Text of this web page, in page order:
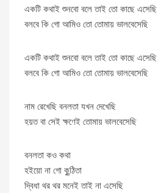
একটি কথাই শুনবো বলে তাই তো কাছে এসেছি
বলবে কি গো আমিও তো তোমায় ভালবেসেছি
একটি কথাই শুনবো বলে তাই তো কাছে এসেছি
বলবে কি গো আমিও তো তোমায় ভালবেসেছি
নাম রেখেছি বনলতা যখন দেখেছি
হয়ত বা সেই ক্ষণেই তোমায় ভালবেসেছি
বনলতা কও কথা
হইয়ো না গো কুন্ঠিতা
দ্বিধা থর থর মনেই তাই না এসেছি